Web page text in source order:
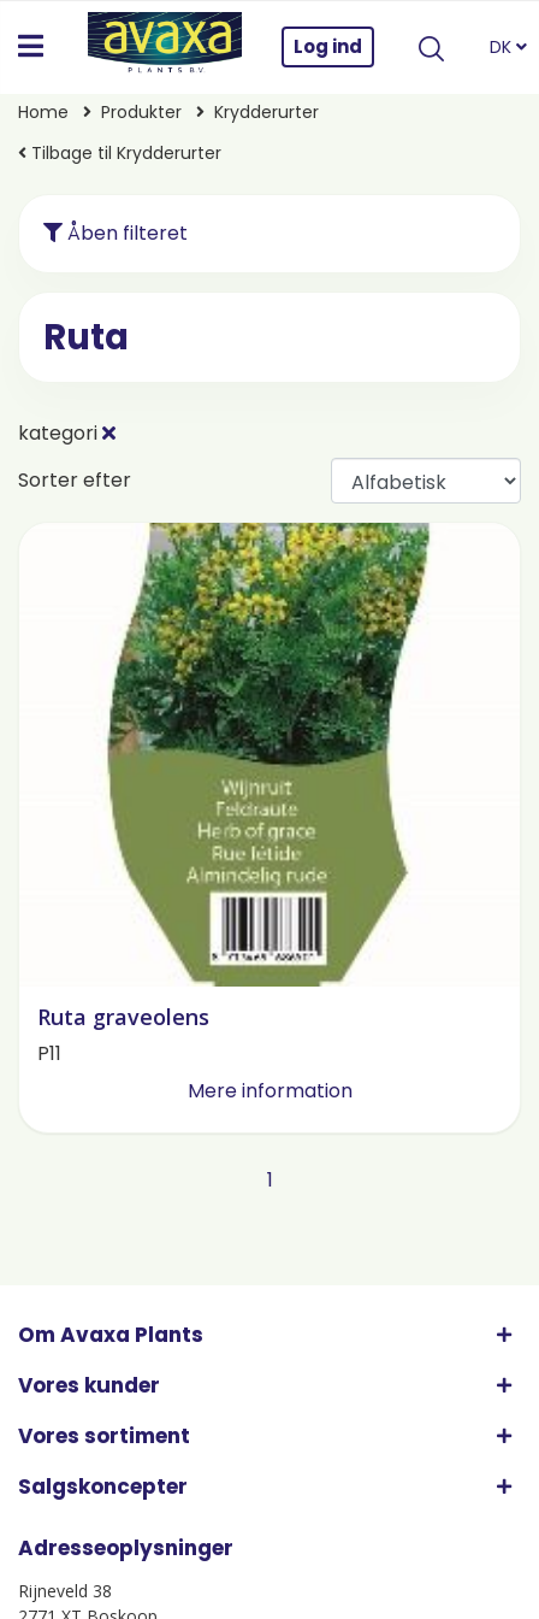
Log ind DK
Home Produkter
Krydderurter
Tilbage til Krydderurter
Åben filteret
Ruta
kategori
Sorter efter
Ruta graveolens
P11
Mere information
1
Om Avaxa Plants
Vores kunder
Vores sortiment
Salgskoncepter
Adresseoplysninger
Rijneveld 38